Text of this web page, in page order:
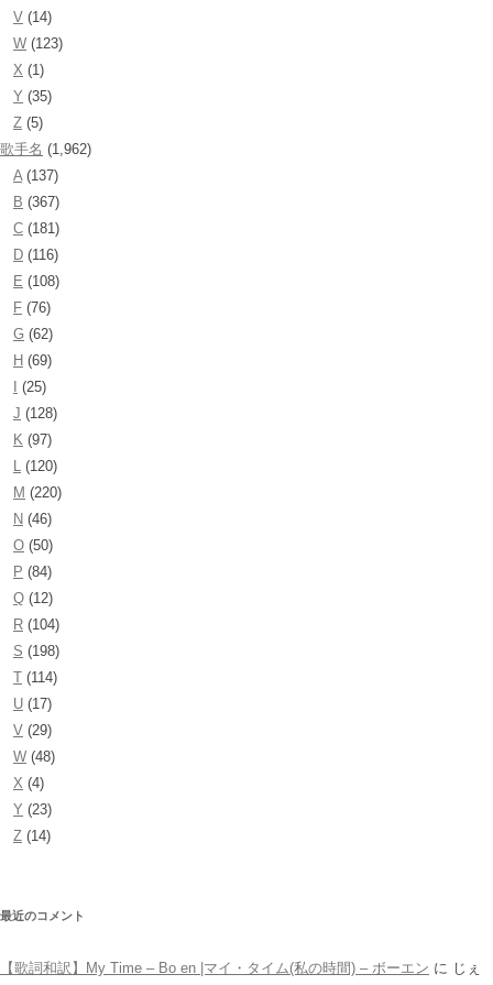
V (14)
W (123)
X (1)
Y (35)
Z (5)
歌手名 (1,962)
A(137)
B (367)
C (181)
D (116)
E (108)
F (76)
G (62)
H (69)
(25)
J (128)
K (97)
L (120)
M (220)
N (46)
O (50)
P (84)
Q (12)
R (104)
S (198)
T (114)
U (17)
V (29)
W (48)
X (4)
Y (23)
Z (14)
最近のコメント
【歌詞和訳】My Time – Bo en |マイ・タイム(私の時間) – ボーエン に じぇ